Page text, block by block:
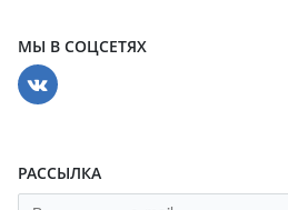
МЫ В СОЦСЕТЯХ
РАССЫЛКА